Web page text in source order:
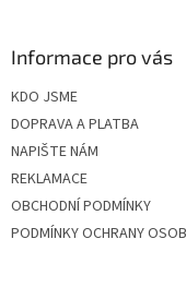
Informace pro vás
KDO JSME
DOPRAVA A PLATBA
NAPIŠTE NÁM
REKLAMACE
OBCHODNÍ PODMÍNKY
PODMÍNKY OCHRANY